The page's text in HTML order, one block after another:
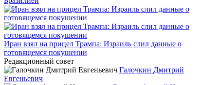
Иран взял на прицел Трампа: Израиль слил данные о
готовящемся покушении
Редакционный совет
Галочкин Дмитрий
Евгеньевич